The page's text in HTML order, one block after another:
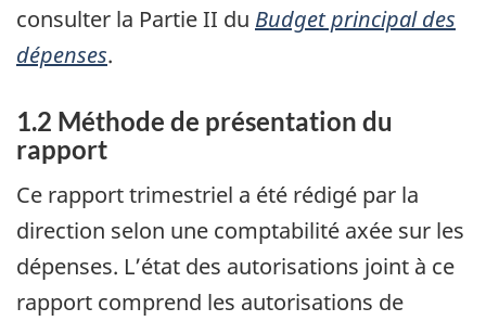
consulter la Partie II du Budget principal des
dépenses.
1.2 Méthode de présentation du
rapport
Ce rapport trimestriel a été rédigé par la
direction selon une comptabilité axée sur les
dépenses. L’état des autorisations joint à ce
rapport comprend les autorisations de